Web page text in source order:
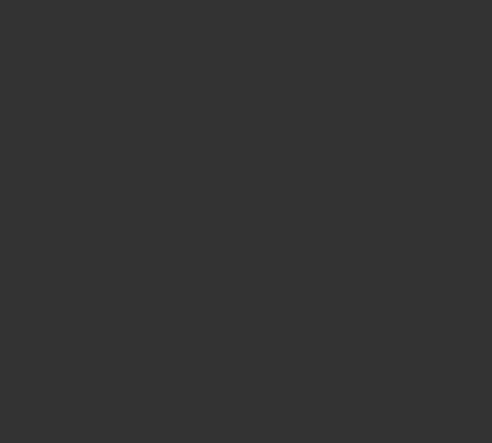
12. AZ OFFICINAI GYÓGYSZERÉSZET FEJLŐDÉSÉNEK
tárgy oktatása és tanulása mellett először találkoznak egy
hanem egy szemlélet, az egészségügyi-gyógyszerészi
szakmai felkészültségen túl, a gyógyszerészhallgatók
A gyógyszerészeti múlt bemutatásával megalapozza a
ismeretek megszerzése nem lehetséges a félév